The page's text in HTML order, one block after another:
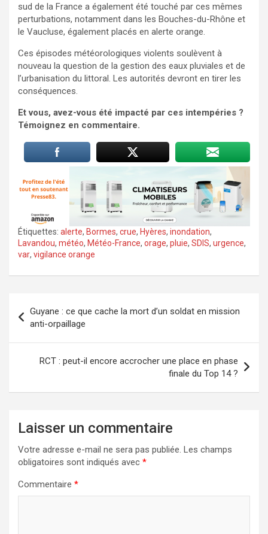
sud de la France a également été touché par ces mêmes
perturbations, notamment dans les Bouches-du-Rhône et
le Vaucluse, également placés en alerte orange.
Ces épisodes météorologiques violents soulèvent à
nouveau la question de la gestion des eaux pluviales et de
l’urbanisation du littoral. Les autorités devront en tirer les
conséquences.
Et vous, avez-vous été impacté par ces intempéries ?
Témoignez en commentaire.
Étiquettes: alerte, Bormes, crue, Hyères, inondation,
Lavandou, météo, Météo-France, orage, pluie, SDIS, urgence,
var, vigilance orange
de
l’article
Guyane : ce que cache la mort d’un soldat en mission
anti-orpaillage
RCT : peut-il encore accrocher une place en phase
finale du Top 14 ?
Laisser un commentaire
Votre adresse e-mail ne sera pas publiée. Les champs
obligatoires sont indiqués avec *
Commentaire *